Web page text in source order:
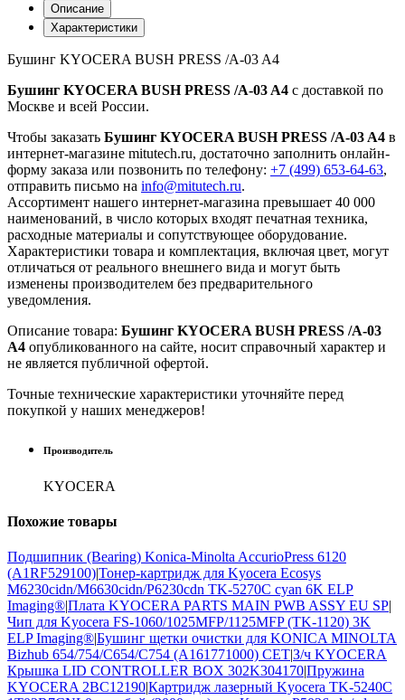
Описание
Характеристики
Бушинг KYOCERA BUSH PRESS /A-03 A4
Бушинг KYOCERA BUSH PRESS /A-03 A4 с доставкой по
Москве и всей России.
Чтобы заказать Бушинг KYOCERA BUSH PRESS /A-03 A4 в
интернет-магазине mitutech.ru, достаточно заполнить онлайн-
форму заказа или позвонить по телефону: +7 (499) 653-64-63,
отправить письмо на info@mitutech.ru.
Ассортимент нашего интернет-магазина превышает 40 000
наименований, в число которых входят печатная техника,
расходные материалы и сопутствующее оборудование.
Характеристики товара и комплектация, включая цвет, могут
отличаться от реального внешнего вида и могут быть
изменены производителем без предварительного
уведомления.
Описание товара: Бушинг KYOCERA BUSH PRESS /A-03
A4 опубликованного на сайте, носит справочный характер и
не является публичной офертой.
Точные технические характеристики уточняйте перед
покупкой у наших менеджеров!
Производитель
KYOCERA
Похожие товары
Подшипник (Bearing) Konica-Minolta AccurioPress 6120
(A1RF529100)|Тонер-картридж для Kyocera Ecosys
M6230cidn/M6630cidn/P6230cdn TK-5270C cyan 6K ELP
Imaging®|Плата KYOCERA PARTS MAIN PWB ASSY EU SP|
Чип для Kyocera FS-1060/1025MFP/1125MFP (TK-1120) 3K
ELP Imaging®|Бушинг щетки очистки для KONICA MINOLTA
Bizhub 654/754/C654/C754 (A161771000) CET|З/ч KYOCERA
Крышка LID CONTROLLER BOX 302K304170|Пружина
KYOCERA 2BC12190|Картридж лазерный Kyocera TK-5240C